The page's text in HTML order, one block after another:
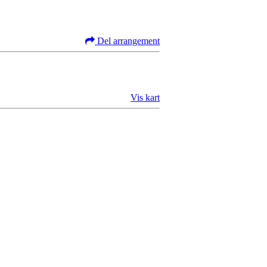
Del arrangement
Vis kart